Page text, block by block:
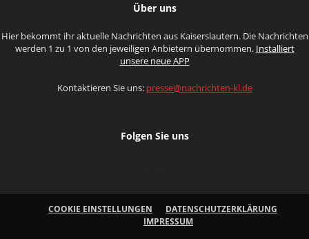
Über uns
Hier bekommt ihr aktuelle Nachrichten aus Kaiserslautern. Die Nachrichten
werden 1 zu 1 von den jeweiligen Anbietern übernommen. Installiert
unsere neue APP
Kontaktieren Sie uns: presse@nachrichten-kl.de
Folgen Sie uns
COOKIE EINSTELLUNGEN
DATENSCHUTZERKLÄRUNG
IMPRESSUM